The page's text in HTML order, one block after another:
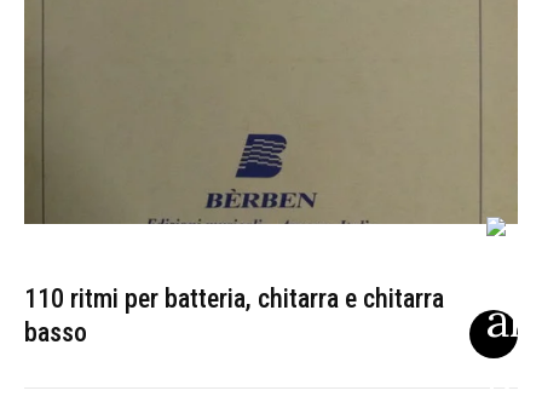
110 ritmi per batteria, chitarra e chitarra
basso